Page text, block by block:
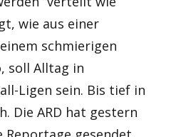
wie aus einer
schmierigen
soll Alltag in
Ligen sein. Bis tief in
Die ARD hat gestern